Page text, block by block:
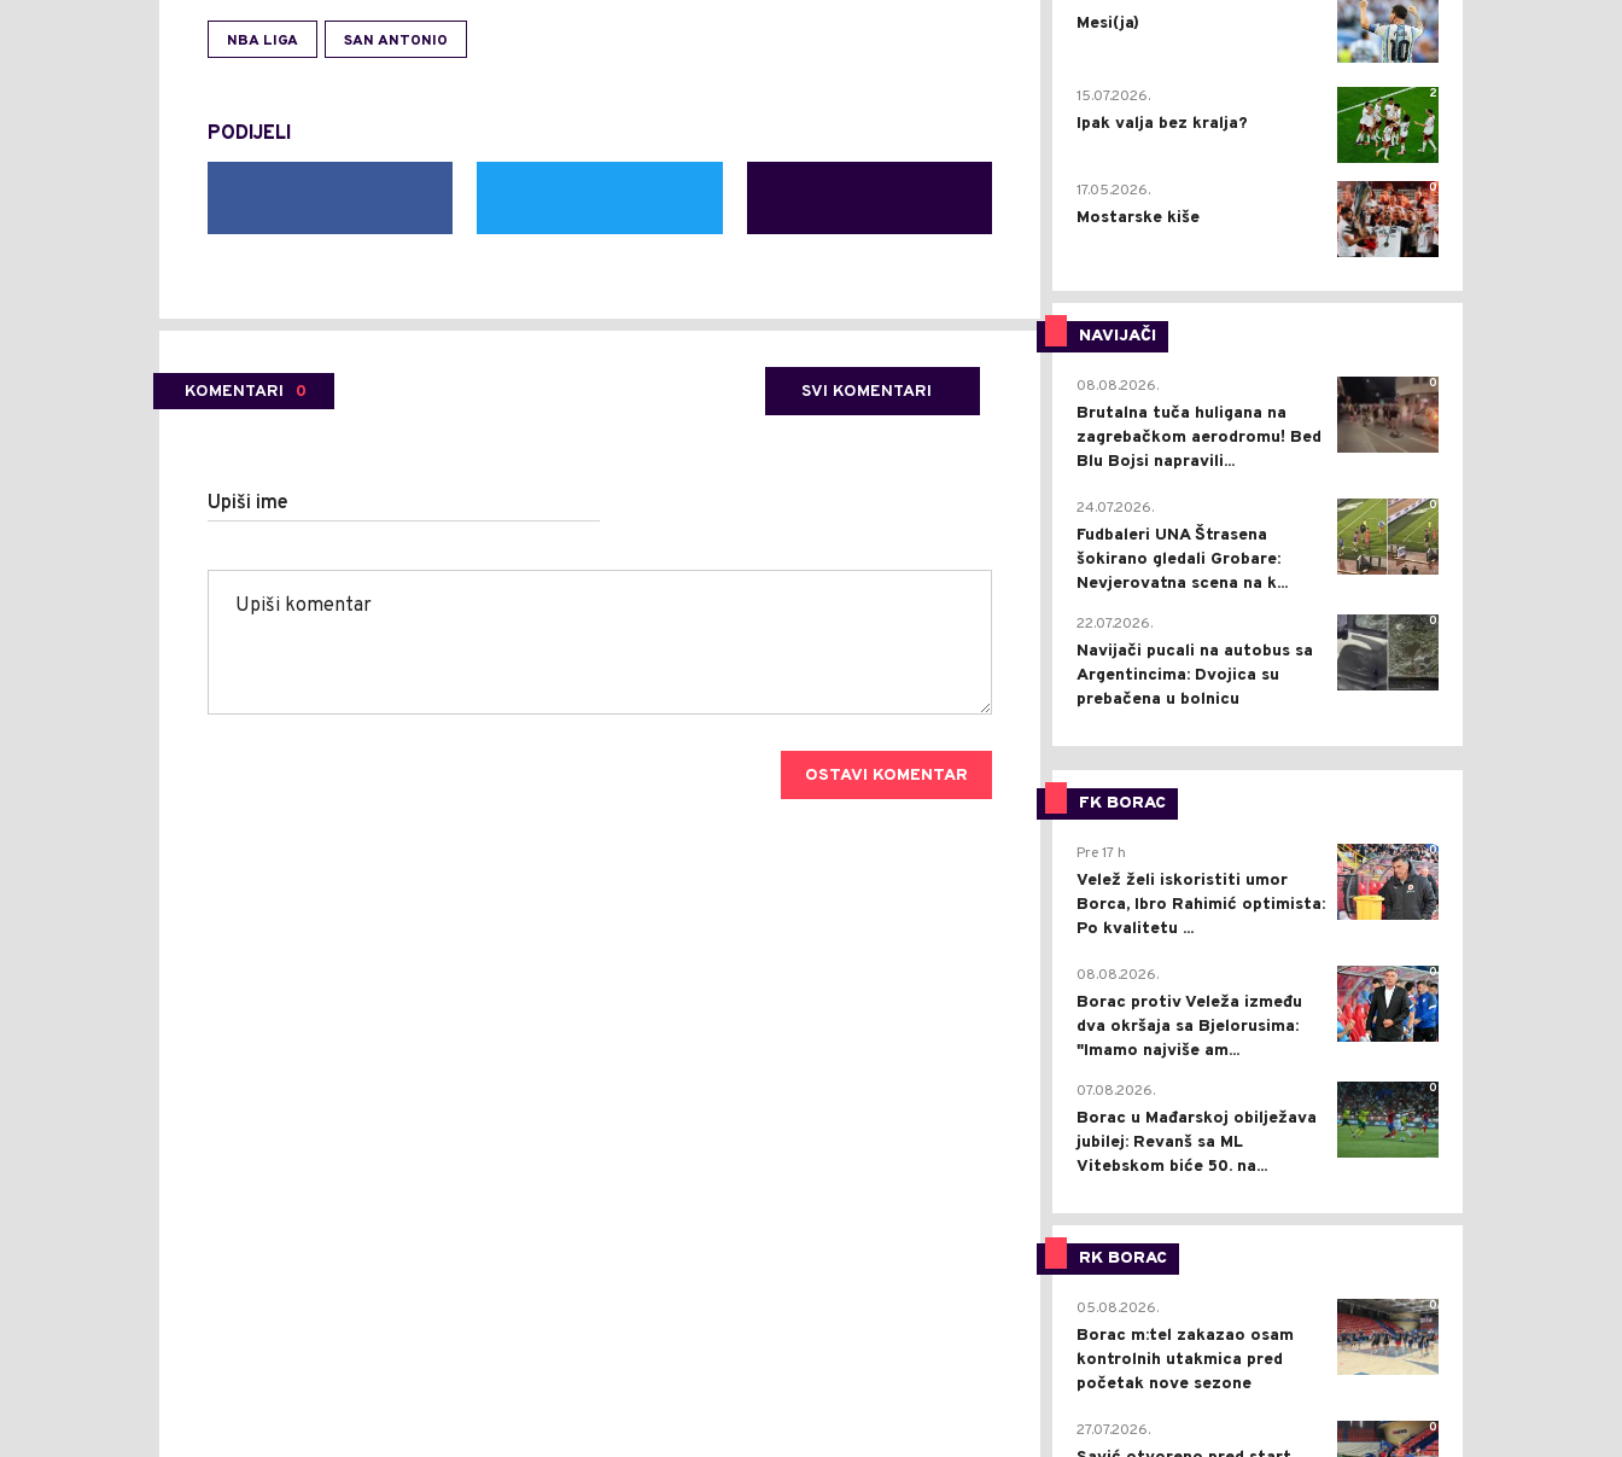
NBA LIGA SAN ANTONIO
PODIJELI
KOMENTARI 0 SVI KOMENTARI
Upiši ime
OSTAVI KOMENTAR
Mesi(ja)
2
15.07.2026.
Ipak valja bez kralja?
0
17.05.2026.
Mostarske kiše
NAVIJAČI
0
08.08.2026.
Brutalna tuča huligana na
zagrebačkom aerodromu! Bed
Blu Bojsi napravili...
0
24.07.2026.
Fudbaleri UNA Štrasena
šokirano gledali Grobare:
Nevjerovatna scena na k...
0
22.07.2026.
Navijači pucali na autobus sa
Argentincima: Dvojica su
prebačena u bolnicu
FK BORAC
0
Pre 17 h
Velež želi iskoristiti umor
Borca, Ibro Rahimić optimista:
Po kvalitetu ...
0
08.08.2026.
Borac protiv Veleža između
dva okršaja sa Bjelorusima:
"Imamo najviše am...
0
07.08.2026.
Borac u Mađarskoj obilježava
jubilej: Revanš sa ML
Vitebskom biće 50. na...
RK BORAC
0
05.08.2026.
Borac m:tel zakazao osam
kontrolnih utakmica pred
početak nove sezone
0
27.07.2026.